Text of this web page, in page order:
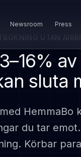
Newsroom Press
sluta
HemmaBo
du tar emot.
Körbar